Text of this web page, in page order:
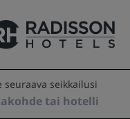
seuraava seikkailusi